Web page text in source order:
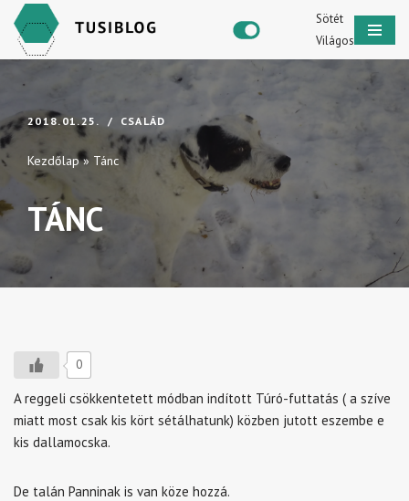
Skip
Sötét
Világos
2018.01.25. CSALÁD
Kezdőlap» Tánc
TÁNC
0
A reggeli csökkentetett módban indított Túró-futtatás ( a szíve
miatt most csak kis kört sétálhatunk) közben jutott eszembe e
kis dallamocska.
De talán Panninak is van köze hozzá.